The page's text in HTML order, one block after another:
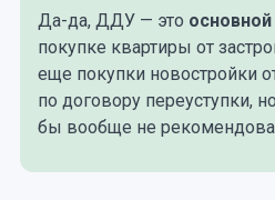
Да-да, ДДУ — это
покупке квартиры от
еще покупки новостройки
по договору переуступки,
бы вообще не